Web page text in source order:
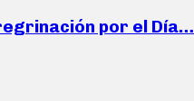
por el Día…